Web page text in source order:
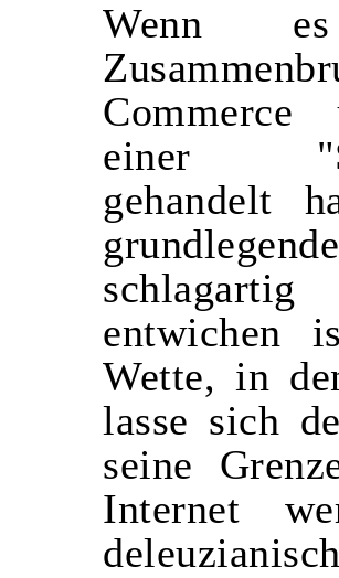
Wenn
einer
gehandelt
entwichen
Wette, in
lasse sich
seine
Internet